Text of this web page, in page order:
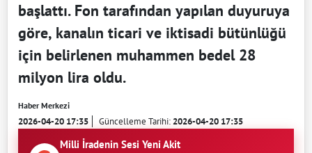
başlattı. Fon tarafından yapılan duyuruya
göre, kanalın ticari ve iktisadi bütünlüğü
için belirlenen muhammen bedel 28
milyon lira oldu.
Haber Merkezi
2026-04-20 17:35 Güncelleme Tarihi:2026-04-20 17:35
Milli İradenin Sesi Yeni Akit